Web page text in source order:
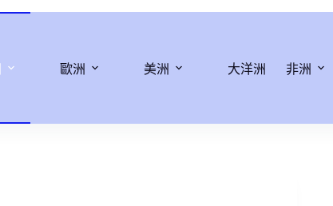
歐洲 美洲 大洋洲 非洲